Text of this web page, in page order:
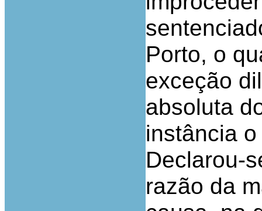
Porto, o
exceção
absoluta
instância
Declarou-
razão da